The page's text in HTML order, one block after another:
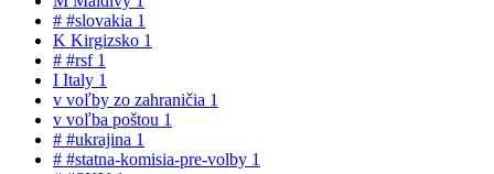
# #slovakia 1
K Kirgizsko 1
# #rsf 1
I Italy 1
v voľby zo zahraničia 1
v voľba poštou 1
# #ukrajina 1
# #statna-komisia-pre-volby 1